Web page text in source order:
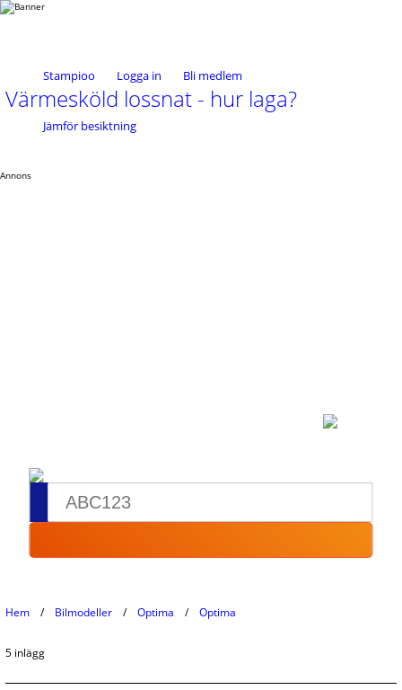
Stampioo Logga in Bli medlem
Jämför besiktning
Värmesköld lossnat - hur laga?
Annons
Hem Bilmodeller Optima Optima
5 inlägg